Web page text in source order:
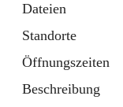
Dateien
Standorte
Öffnungszeiten
Beschreibung